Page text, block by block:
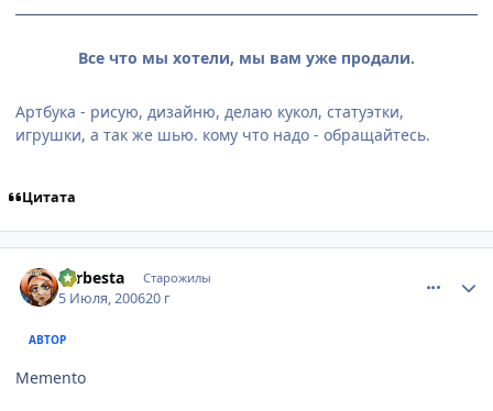
Все что мы хотели, мы вам уже продали.
Артбука - рисую, дизайню, делаю кукол, статуэтки,
игрушки, а так же шью. кому что надо - обращайтесь.
Цитата
Larbesta Старожилы
5 Июля, 200620 г
АВТОР
Memento